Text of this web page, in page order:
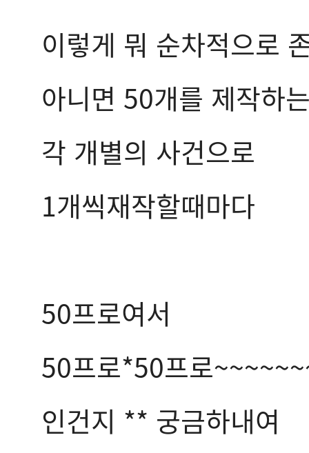
이렇게 뭐 순차적으로
아니면 50개를 제작하
각 개별의 사건으로
1개씩재작할때마다
50프로여서
50프로*50프로
인건지 ** 궁금하내여